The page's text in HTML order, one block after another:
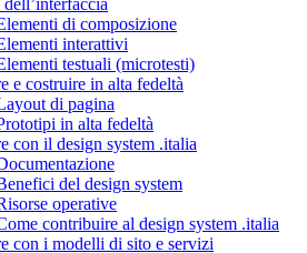
di composizione
interattivi
testuali (microtesti)
e costruire in alta fedeltà
di pagina
in alta fedeltà
con il design system .italia
del design system
operative
contribuire al design system .italia
con i modelli di sito e servizi